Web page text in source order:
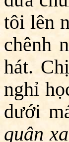
tôi lên
chênh
hát.
nghỉ
dưới
quân